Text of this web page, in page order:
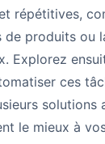
répétitives,
de produits ou
Explorez
ces
solutions
le mieux à